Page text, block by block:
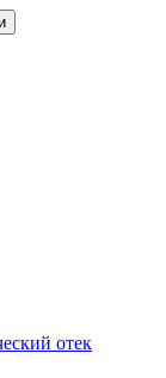
отек